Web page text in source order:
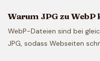
Warum JPG zu
WebP-Dateien sind bei
JPG, sodass Webseiten